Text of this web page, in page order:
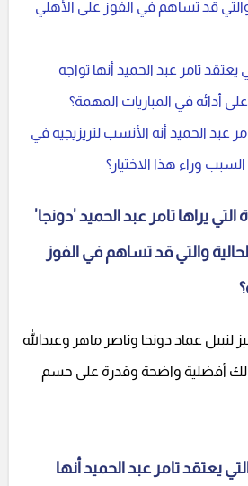
والتي قد تساهم في الفوز على الأهلي
تامر عبد الحميد أنها تواجه
أدائه في المباريات المهمة؟
عبد الحميد أنه الأنسب لتريزيجيه في
وراء هذا الاختيار؟
يراها تامر عبد الحميد 'دونجا'
والتي قد تساهم في الفوز
لنبيل عماد دونجا وناصر ماهر وعبدالله
أفضلية واضحة وقدرة على حسم
يعتقد تامر عبد الحميد أنها